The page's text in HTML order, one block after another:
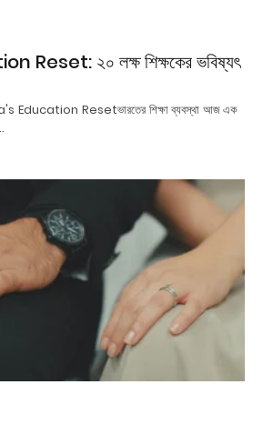
Reset: ২০ লক্ষ শিক্ষকের ভবিষ্যৎ
Education Resetভারতের শিক্ষা ব্যবস্থা আজ এক